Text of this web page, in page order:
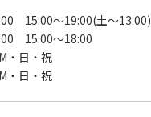
15:00～19:00(土～13:00)
15:00～18:00
・日・祝
・日・祝